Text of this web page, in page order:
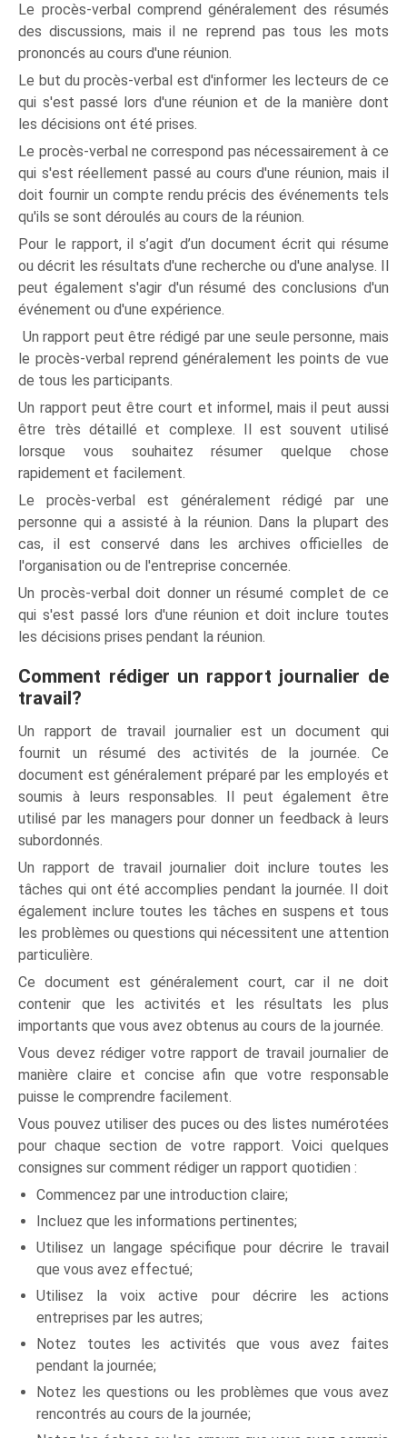
Le procès-verbal comprend généralement des résumés
des discussions, mais il ne reprend pas tous les mots
prononcés au cours d'une réunion.
Le but du procès-verbal est d'informer les lecteurs de ce
qui s'est passé lors d'une réunion et de la manière dont
les décisions ont été prises.
Le procès-verbal ne correspond pas nécessairement à ce
qui s'est réellement passé au cours d'une réunion, mais il
doit fournir un compte rendu précis des événements tels
qu'ils se sont déroulés au cours de la réunion.
Pour le rapport, il s’agit d’un document écrit qui résume
ou décrit les résultats d'une recherche ou d'une analyse. Il
peut également s'agir d'un résumé des conclusions d'un
événement ou d'une expérience.
Un rapport peut être rédigé par une seule personne, mais
le procès-verbal reprend généralement les points de vue
de tous les participants.
Un rapport peut être court et informel, mais il peut aussi
être très détaillé et complexe. Il est souvent utilisé
lorsque vous souhaitez résumer quelque chose
rapidement et facilement.
Le procès-verbal est généralement rédigé par une
personne qui a assisté à la réunion. Dans la plupart des
cas, il est conservé dans les archives officielles de
l'organisation ou de l'entreprise concernée.
Un procès-verbal doit donner un résumé complet de ce
qui s'est passé lors d'une réunion et doit inclure toutes
les décisions prises pendant la réunion.
Comment rédiger un rapport journalier de
travail?
Un rapport de travail journalier est un document qui
fournit un résumé des activités de la journée. Ce
document est généralement préparé par les employés et
soumis à leurs responsables. Il peut également être
utilisé par les managers pour donner un feedback à leurs
subordonnés.
Un rapport de travail journalier doit inclure toutes les
tâches qui ont été accomplies pendant la journée. Il doit
également inclure toutes les tâches en suspens et tous
les problèmes ou questions qui nécessitent une attention
particulière.
Ce document est généralement court, car il ne doit
contenir que les activités et les résultats les plus
importants que vous avez obtenus au cours de la journée.
Vous devez rédiger votre rapport de travail journalier de
manière claire et concise afin que votre responsable
puisse le comprendre facilement.
Vous pouvez utiliser des puces ou des listes numérotées
pour chaque section de votre rapport. Voici quelques
consignes sur comment rédiger un rapport quotidien :
Commencez par une introduction claire;
Incluez que les informations pertinentes;
Utilisez un langage spécifique pour décrire le travail
que vous avez effectué;
Utilisez la voix active pour décrire les actions
entreprises par les autres;
Notez toutes les activités que vous avez faites
pendant la journée;
Notez les questions ou les problèmes que vous avez
rencontrés au cours de la journée;